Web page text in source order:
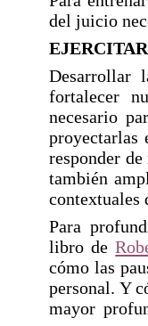
del juicio
Desarrollar
fortalecer
necesario
proyectarlas
responder
también
contextuales
Para
libro de
cómo las
personal. Y
mayor